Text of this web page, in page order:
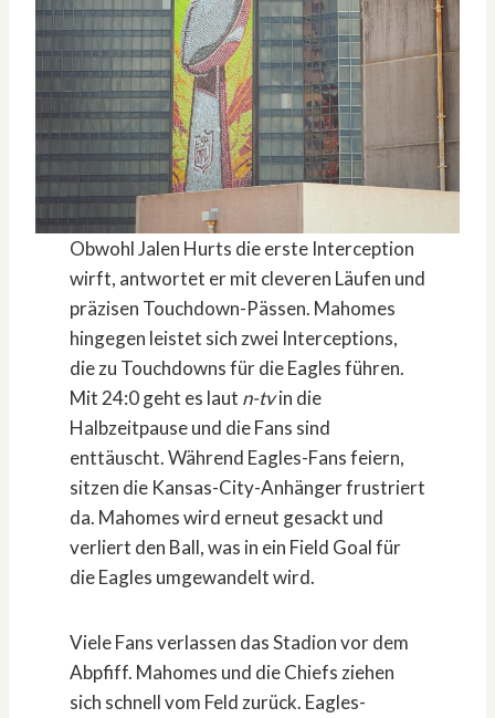
Obwohl Jalen Hurts die erste Interception
wirft, antwortet er mit cleveren Läufen und
präzisen Touchdown-Pässen. Mahomes
hingegen leistet sich zwei Interceptions,
die zu Touchdowns für die Eagles führen.
Mit 24:0 geht es laut n-tvin die
Halbzeitpause und die Fans sind
enttäuscht. Während Eagles-Fans feiern,
sitzen die Kansas-City-Anhänger frustriert
da. Mahomes wird erneut gesackt und
verliert den Ball, was in ein Field Goal für
die Eagles umgewandelt wird.
Viele Fans verlassen das Stadion vor dem
Abpfiff. Mahomes und die Chiefs ziehen
sich schnell vom Feld zurück. Eagles-